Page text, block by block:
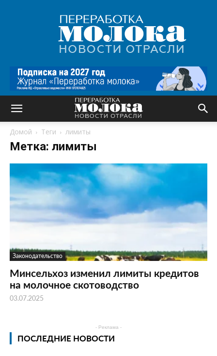
Переработка
молока
|
Новости
Домой Теги лимиты
Метка: лимиты
Законодательство
Минсельхоз изменил лимиты кредитов
на молочное скотоводство
03.07.2025
- Реклама -
ПОСЛЕДНИЕ НОВОСТИ